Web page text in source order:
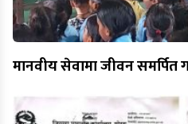
मानवीय सेवामा जीवन समर्पित